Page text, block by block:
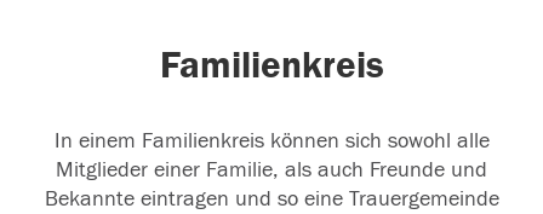
Familienkreis
In einem Familienkreis können sich sowohl alle
Mitglieder einer Familie, als auch Freunde und
Bekannte eintragen und so eine Trauergemeinde